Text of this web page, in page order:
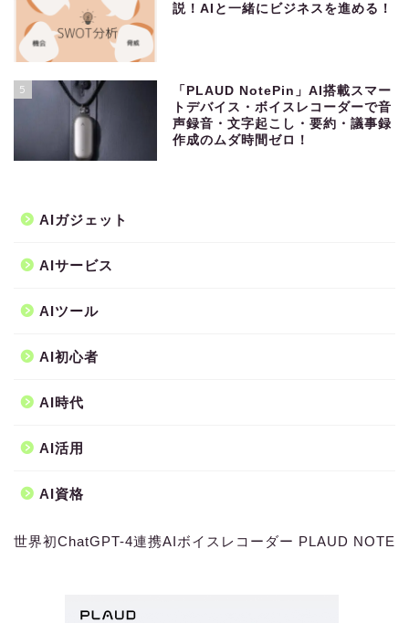
説！AIと一緒にビジネスを進める！
5
「PLAUD NotePin」AI搭載スマー
トデバイス・ボイスレコーダーで音
声録音・文字起こし・要約・議事録
作成のムダ時間ゼロ！
AIガジェット
AIサービス
AIツール
AI初心者
AI時代
AI活用
AI資格
世界初ChatGPT-4連携AIボイスレコーダー PLAUD NOTE